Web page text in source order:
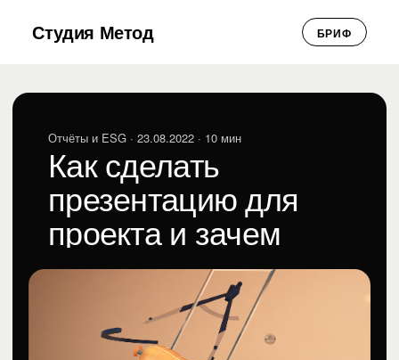
Студия Метод БРИФ
Отчёты и ESG · 23.08.2022 · 10 мин
Как сделать
презентацию для
проекта и зачем
рисовать колбаски
Отчёты и ESG · 23.08.2022